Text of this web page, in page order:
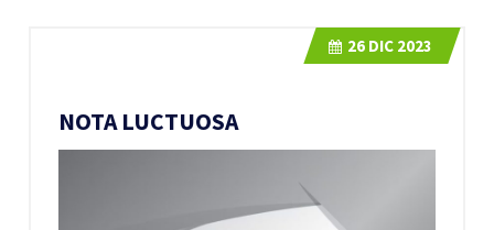
NOTA LUCTUOSA
26 DIC 2023